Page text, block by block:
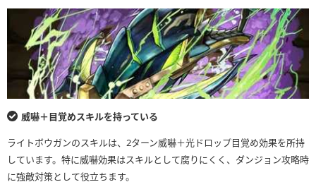
威嚇＋目覚めスキルを持っている
ライトボウガンのスキルは、2ターン威嚇＋光ドロップ目覚め効果を所持
しています。特に威嚇効果はスキルとして腐りにくく、ダンジョン攻略時
に強敵対策として役立ちます。